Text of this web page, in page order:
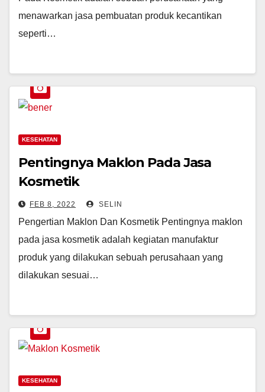
menawarkan jasa pembuatan produk kecantikan
seperti…
KESEHATAN
Pentingnya Maklon Pada Jasa
Kosmetik
FEB 8, 2022 SELIN
Pengertian Maklon Dan Kosmetik Pentingnya maklon
pada jasa kosmetik adalah kegiatan manufaktur
produk yang dilakukan sebuah perusahaan yang
dilakukan sesuai…
KESEHATAN